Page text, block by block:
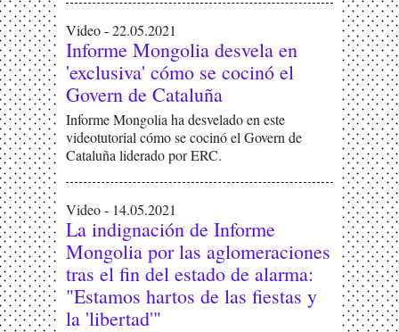
Video - 22.05.2021
Informe Mongolia desvela en
'exclusiva' cómo se cocinó el
Govern de Cataluña
Informe Mongolia ha desvelado en este
videotutorial cómo se cocinó el Govern de
Cataluña liderado por ERC.
Video - 14.05.2021
La indignación de Informe
Mongolia por las aglomeraciones
tras el fin del estado de alarma:
"Estamos hartos de las fiestas y
la 'libertad'"